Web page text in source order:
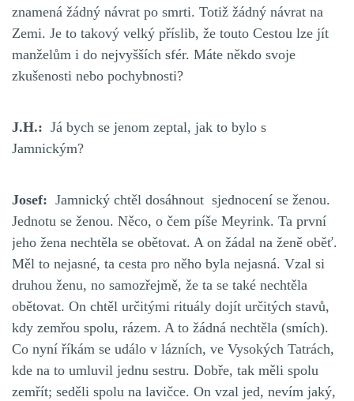
znamená žádný návrat po smrti. Totiž žádný návrat na
Zemi. Je to takový velký příslib, že touto Cestou lze jít
manželům i do nejvyšších sfér. Máte někdo svoje
zkušenosti nebo pochybnosti?
J.H.: Já bych se jenom zeptal, jak to bylo s
Jamnickým?
Josef: Jamnický chtěl dosáhnout sjednocení se ženou.
Jednotu se ženou. Něco, o čem píše Meyrink. Ta první
jeho žena nechtěla se obětovat. A on žádal na ženě oběť.
Měl to nejasné, ta cesta pro něho byla nejasná. Vzal si
druhou ženu, no samozřejmě, že ta se také nechtěla
obětovat. On chtěl určitými rituály dojít určitých stavů,
kdy zemřou spolu, rázem. A to žádná nechtěla (smích).
Co nyní říkám se událo v lázních, ve Vysokých Tatrách,
kde na to umluvil jednu sestru. Dobře, tak měli spolu
zemřít; seděli spolu na lavičce. On vzal jed, nevím jaký,